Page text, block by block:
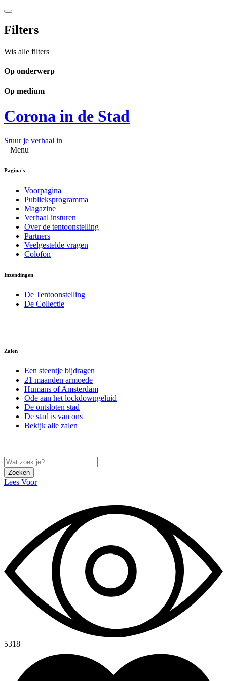
Filters
Wis alle filters
Op onderwerp
Op medium
Corona in de Stad
Stuur je verhaal in
Menu
Pagina's
Voorpagina
Publieksprogramma
Magazine
Verhaal insturen
Over de tentoonstelling
Partners
Veelgestelde vragen
Colofon
Inzendingen
De Tentoonstelling
De Collectie
Zalen
Een steentje bijdragen
21 maanden armoede
Humans of Amsterdam
Ode aan het lockdowngeluid
De ontsloten stad
De stad is van ons
Bekijk alle zalen
Zoeken
Lees Voor
5318